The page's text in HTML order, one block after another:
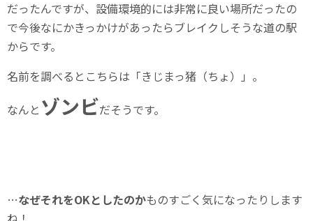
だったんですが、設備環境的には非常に良い場所だったの
で今後なにかきっかけがあったらブレイクしそうな道の駅
からです。
名前を調べるとこちらは「きじまっ猪（ちょ）」。
なんと ゾンビだそうです。
…なぜそれをOKとしたのかものすごく気になったりします